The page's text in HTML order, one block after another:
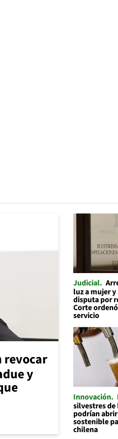
revocar
y
Judicial
luz a mujer
disputa por
Corte
servicio
Innovación
silvestres de
podrían
sostenible
chilena